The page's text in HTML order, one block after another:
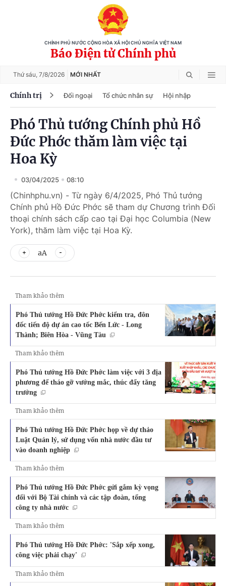
CHÍNH PHỦ NƯỚC CỘNG HÒA XÃ HỘI CHỦ NGHĨA VIỆT NAM
Báo Điện tử Chính phủ
Thứ sáu, 7/8/2026 MỚI NHẤT
Chính trị Đối ngoại Tổ chức nhân sự Hội nhập
Phó Thủ tướng Chính phủ Hồ
Đức Phớc thăm làm việc tại
Hoa Kỳ
03/04/2025 08:10
(Chinhphu.vn) - Từ ngày 6/4/2025, Phó Thủ tướng
Chính phủ Hồ Đức Phớc sẽ tham dự Chương trình Đối
thoại chính sách cấp cao tại Đại học Columbia (New
York), thăm làm việc tại Hoa Kỳ.
aA
Tham khảo thêm
Phó Thủ tướng Hồ Đức Phớc kiểm tra, đôn
đốc tiến độ dự án cao tốc Bến Lức - Long
Thành; Biên Hòa - Vũng Tàu
Tham khảo thêm
Phó Thủ tướng Hồ Đức Phớc làm việc với 3 địa
phương để tháo gỡ vướng mắc, thúc đẩy tăng
trưởng
Tham khảo thêm
Phó Thủ tướng Hồ Đức Phớc họp về dự thảo
Luật Quản lý, sử dụng vốn nhà nước đầu tư
vào doanh nghiệp
Tham khảo thêm
Phó Thủ tướng Hồ Đức Phớc gửi gắm kỳ vọng
đối với Bộ Tài chính và các tập đoàn, tổng
công ty nhà nước
Tham khảo thêm
Phó Thủ tướng Hồ Đức Phớc: 'Sắp xếp xong,
công việc phải chạy'
Tham khảo thêm